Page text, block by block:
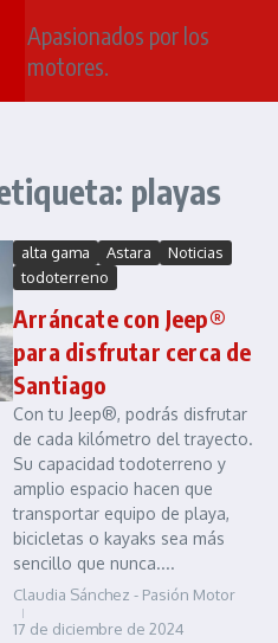
Apasionados por los
motores.
playas
alta gama Astara
Noticias
todoterreno
Arráncate con Jeep®
para disfrutar cerca de
Santiago
Con tu Jeep®, podrás disfrutar
de cada kilómetro del trayecto.
Su capacidad todoterreno y
amplio espacio hacen que
transportar equipo de playa,
bicicletas o kayaks sea más
sencillo que nunca....
Claudia Sánchez - Pasión Motor
17 de diciembre de 2024